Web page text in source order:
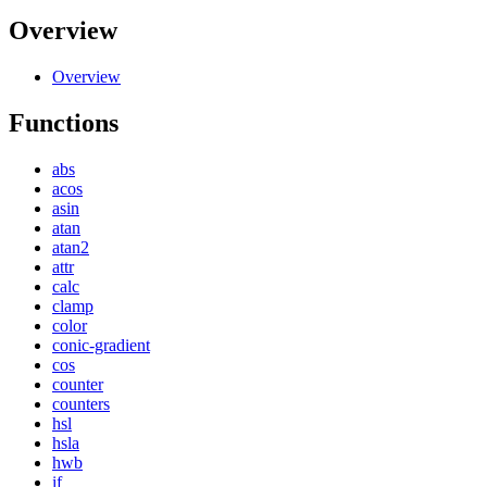
Overview
Overview
Functions
abs
acos
asin
atan
atan2
attr
calc
clamp
color
conic-gradient
cos
counter
counters
hsl
hsla
hwb
if